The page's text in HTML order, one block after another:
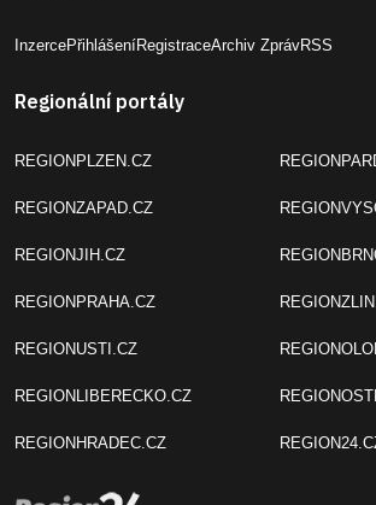
InzercePřihlášeníRegistraceArchiv ZprávRSS
Regionální portály
REGIONPLZEN.CZ
REGIONZAPAD.CZ
REGIONJIH.CZ
REGIONPRAHA.CZ
REGIONUSTI.CZ
REGIONLIBERECKO.CZ
REGIONHRADEC.CZ